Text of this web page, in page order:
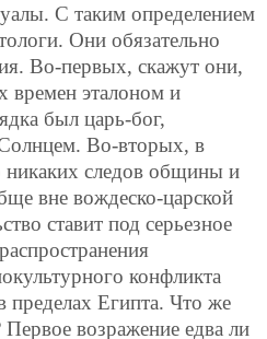
С таким определением
Они обязательно
Во-первых, скажут они,
времен эталоном и
был царь-бог,
Во-вторых, в
никаких следов общины и
вне вождеско-царской
ставит под серьезное
конфликта
пределах Египта. Что же
возражение едва ли